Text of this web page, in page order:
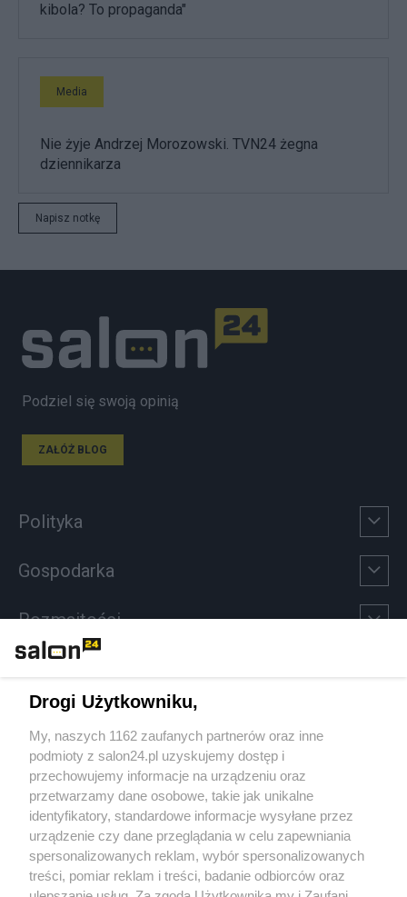
kibola? To propaganda"
Media
Nie żyje Andrzej Morozowski. TVN24 żegna
dziennikarza
Napisz notkę
Podziel się swoją opinią
ZAŁÓŻ BLOG
Polityka
Gospodarka
Rozmaitości
Sport
Społeczeństwo
Kultura
Drogi Użytkowniku,
My, naszych 1162 zaufanych partnerów oraz inne
podmioty z salon24.pl uzyskujemy dostęp i
przechowujemy informacje na urządzeniu oraz
przetwarzamy dane osobowe, takie jak unikalne
identyfikatory, standardowe informacje wysyłane przez
urządzenie czy dane przeglądania w celu zapewniania
spersonalizowanych reklam, wybór spersonalizowanych
treści, pomiar reklam i treści, badanie odbiorców oraz